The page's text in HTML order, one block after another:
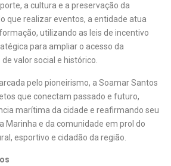
a cultura e a preservação da
que realizar eventos, a entidade atua
utilizando as leis de incentivo
para ampliar o acesso da
valor social e histórico.
pelo pioneirismo, a Soamar Santos
que conectam passado e futuro,
marítima da cidade e reafirmando seu
Marinha e da comunidade em prol do
esportivo e cidadão da região.